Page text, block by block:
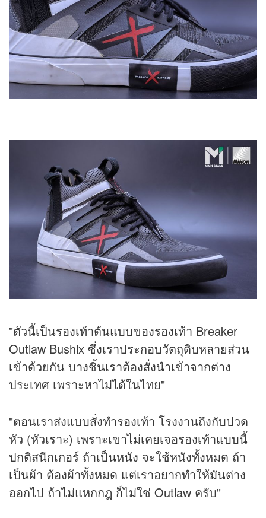
"ตัวนี้เป็นรองเท้าต้นแบบของรองเท้า Breaker
Outlaw Bushix ซึ่งเราประกอบวัตถุดิบหลายส่วน
เข้าด้วยกัน บางชิ้นเราต้องสั่งนำเข้าจากต่าง
ประเทศ เพราะหาไม่ได้ในไทย"
"ตอนเราส่งแบบสั่งทำรองเท้า โรงงานถึงกับปวด
หัว (หัวเราะ) เพราะเขาไม่เคยเจอรองเท้าแบบนี้
ปกติสนีกเกอร์ ถ้าเป็นหนัง จะใช้หนังทั้งหมด ถ้า
เป็นผ้า ต้องผ้าทั้งหมด แต่เราอยากทำให้มันต่าง
ออกไป ถ้าไม่แหกกฎ ก็ไม่ใช่ Outlaw ครับ"